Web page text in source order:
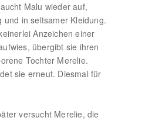
Malu wieder auf,
und in seltsamer Kleidung.
Anzeichen einer
übergibt sie ihren
Tochter Merelie.
sie erneut. Diesmal für
versucht Merelie, die